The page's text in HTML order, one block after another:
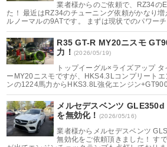
業者様からのご依頼で、RZ34の
た！ 最近はRZ34のチューニング依頼がかなり
ルノーマルの9ATです。 まずは現状でのパワー
R35 GT-R MY20ニスモ
力！ (2026/05/19)
トップイーグル×ライズアップ
ーMY20ニスモですが、HKS4.3Lコンプリート
ンの1224馬力からHKS3.8L強化エンジン
メルセデスベンツ
を無効化！ (2026/05/16)
業者様からメルセデスベンツ
無効化をご依頼頂きました！ す